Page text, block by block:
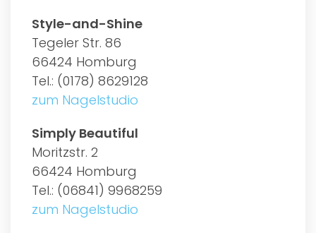
Style-and-Shine
Tegeler Str. 86
66424 Homburg
Tel.: (0178) 8629128
zum Nagelstudio
Simply Beautiful
Moritzstr. 2
66424 Homburg
Tel.: (06841) 9968259
zum Nagelstudio